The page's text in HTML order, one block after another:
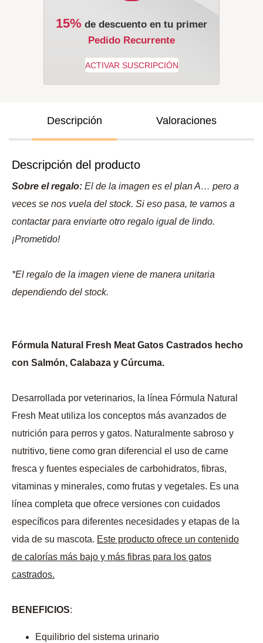
15% de descuento en tu primer
Pedido Recurrente
Descripción Valoraciones
Descripción del producto
Sobre el regalo: El de la imagen es el plan A… pero a
veces se nos vuela del stock. Si eso pasa, te vamos a
contactar para enviarte otro regalo igual de lindo.
¡Prometido!
*El regalo de la imagen viene de manera unitaria
dependiendo del stock.
Fórmula Natural Fresh Meat Gatos Castrados hecho
con Salmón, Calabaza y Cúrcuma.
Desarrollada por veterinarios, la línea Fórmula Natural
Fresh Meat utiliza los conceptos más avanzados de
nutrición para perros y gatos. Naturalmente sabroso y
nutritivo, tiene como gran diferencial el uso de carne
fresca y fuentes especiales de carbohidratos, fibras,
vitaminas y minerales, como frutas y vegetales. Es una
línea completa que ofrece versiones con cuidados
específicos para diferentes necesidades y etapas de la
vida de su mascota. Este producto ofrece un contenido
de calorías más bajo y más fibras para los gatos
castrados.
BENEFICIOS:
Equilibrio del sistema urinario